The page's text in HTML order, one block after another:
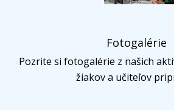
Fotogalérie
Pozrite si fotogalérie z našich
žiakov a učiteľov